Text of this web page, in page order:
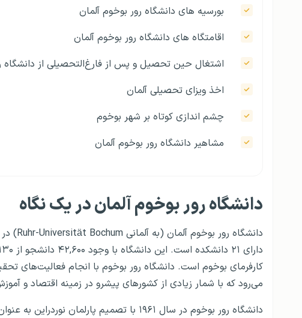
بورسیه های دانشگاه رور بوخوم آلمان
اقامتگاه های دانشگاه رور بوخوم آلمان
اشتغال حین تحصیل و پس از فارغ‌التحصیلی از دانشگاه
اخذ ویزای تحصیلی آلمان
چشم اندازی کوتاه بر شهر بوخوم
مشاهیر دانشگاه رور بوخوم آلمان
دانشگاه رور بوخوم آلمان در یک نگاه
کارفرمای بوخوم است. دانشگاه رور بوخوم با انجام فعالیت‌های
می‌رود که با شمار زیادی از کشورهای پیشرو در زمینه اقتصاد و
دانشگاه رور بوخوم در سال ۱۹۶۱ با تصمیم